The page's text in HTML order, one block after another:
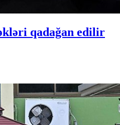
qadağan edilir